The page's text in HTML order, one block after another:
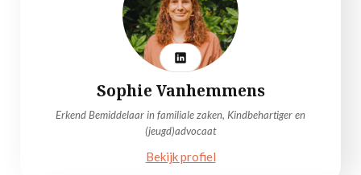
Sophie Vanhemmens
Erkend Bemiddelaar in familiale zaken, Kindbehartiger en
(jeugd)advocaat
Bekijk profiel